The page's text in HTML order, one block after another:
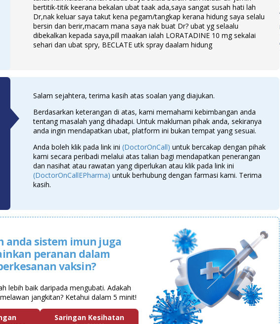
bertitik-titik keerana bekalan ubat taak ada,saya sangat susah hati lah
Dr,nak keluar saya takut kena pegam/tangkap kerana hidung saya selalu
bersin dan berir,macam mana saya nak buat Dr? ubat yg selaalu
dibekalkan kepada saya,pill maakan ialah LORATADINE 10 mg sekalai
sehari dan ubat spry, BECLATE utk spray daalam hidung
Salam sejahtera, terima kasih atas soalan yang diajukan.
Berdasarkan keterangan di atas, kami memahami kebimbangan anda
tentang masalah yang dihadapi. Untuk makluman pihak anda, sekiranya
anda ingin mendapatkan ubat, platform ini bukan tempat yang sesuai.
Anda boleh klik pada link ini (DoctorOnCall) untuk bercakap dengan pihak
kami secara peribadi melalui atas talian bagi mendapatkan penerangan
dan nasihat atau rawatan yang diperlukan atau klik pada link ini
(DoctorOnCallEPharma) untuk berhubung dengan farmasi kami. Terima
kasih.
anda sistem imun juga
peranan dalam
vaksin?
lebih baik daripada mengubati. Adakah
jangkitan? Ketahui dalam 5 minit!
Saringan Kesihatan